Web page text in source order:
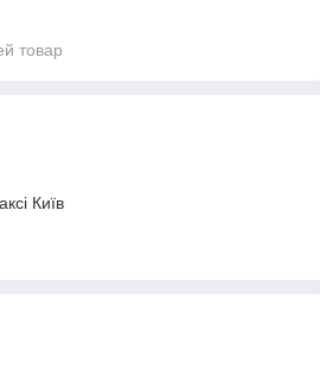
товар
Київ